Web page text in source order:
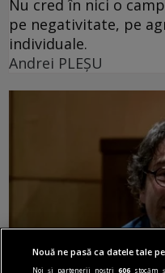
Nu cred în nici o
pe negativitate, pe
individuale.
Andrei PLEŞU
Nouă ne pasă ca datele tale
Noi și partenerii noștri606 stocăm